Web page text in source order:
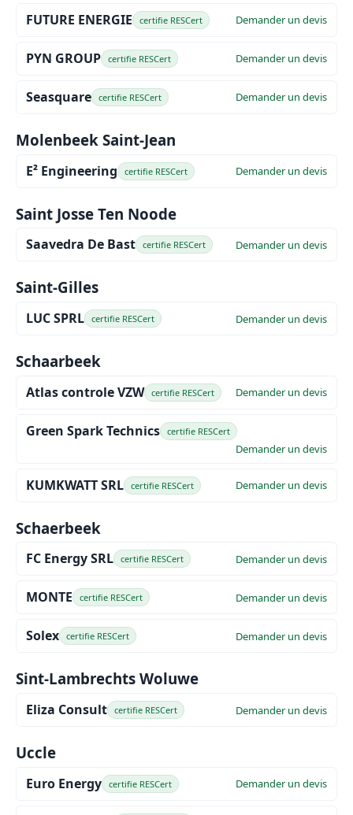
FUTURE ENERGIE certifie RESCert Demander un devis
PYN GROUP certifie RESCert Demander un devis
Seasquare certifie RESCert Demander un devis
Molenbeek Saint-Jean
E² Engineering certifie RESCert Demander un devis
Saint Josse Ten Noode
Saavedra De Bast certifie RESCert Demander un devis
Saint-Gilles
LUC SPRL certifie RESCert Demander un devis
Schaarbeek
Atlas controle VZW certifie RESCert Demander un devis
Green Spark Technics certifie RESCert
Demander un devis
KUMKWATT SRL certifie RESCert Demander un devis
Schaerbeek
FC Energy SRL certifie RESCert Demander un devis
MONTE certifie RESCert Demander un devis
Solex certifie RESCert Demander un devis
Sint-Lambrechts Woluwe
Eliza Consult certifie RESCert Demander un devis
Uccle
Euro Energy certifie RESCert Demander un devis